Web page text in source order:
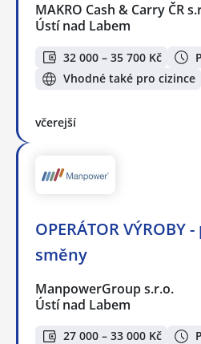
MAKRO Cash & Carry ČR
Ústí nad Labem
32 000 – 35 700 Kč
Vhodné také pro cizince
včerejší
OPERÁTOR VÝROBY
směny
ManpowerGroup s.r.o.
Ústí nad Labem
27 000 – 33 000 Kč